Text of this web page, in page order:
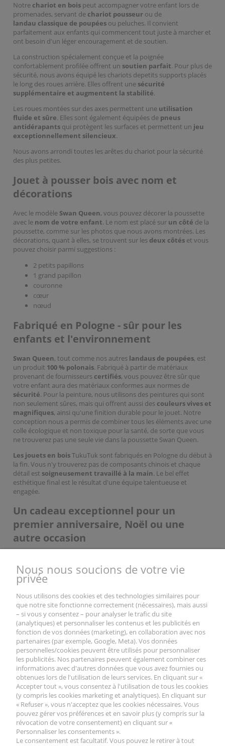
Notre chariot en bois peut accompagner votre enfant lors de
promenades, servant de chariot pousseur ou de
landau classique de poupées ou peluches. Il convient
parfaitement aux enfants qui commencent tout juste à marcher et
ont besoin d'un léger encouragement et de soutien.
La construction spécialement conçue et la poignée
confortablement profilée offrent un soutien parfait. Pour plus de
sécurité, nous avons équipé les chariots depetits supports placés
le long des roues arrière. Elles offrent une sécurité
supplémentaire et augmentent la stabilité.
Les roues montées sur des axes permettent une utilisation
fluide et sûre. Elles sont également équipées de pneus
antidérapants qui protègent les surfaces et permettent un jeu
exceptionnellement silencieux.
Nous avons arrondi toutes les arêtes du chariot pour la sécurité
des plus petites.
Jouet à pousser bois avec nom et
décorations
Avec le modèle Swan Queen, vous pouvez décorer la poussette
avec le nom de votre enfant. Le nom est placé sur un côté de la
poussette, comme sur les photos que nous avons montrées. Les
décorations, quant à elles, se trouvent sur les deux côtés et vous
pouvez choisir parmi suggestions :
2 petits papillons
1 grand papillon
couronne
cœur
nœud
Fabriqué en Pologne - sûr pour les
enfants et l'environnement
Swan Queen, tout comme nos autres landaus de poupées, est
un produit 100 % polonais. Fabriqué à partir de matériaux
provenant de fournisseurs certifiés, vous pouvez être sûr que
votre enfant aura des matériaux conformes aux normes de
sécurité. Pour la peinture, nous utilisons des peintures qui sont
non seulement sûres, mais qui offrent aussi des couleurs vives et
magnifiques, ainsi qu'une finition durable pour le jouet. Notre
conception nous a permis de combiner tous les éléments avec une
colle écologique et non toxique pour la santé, de sorte que vous
ne trouverez pas une seule vie dans la poussette Swan Queen.
Les jouets en boisTukuTuk sont fabriqués en Pologne du début à
la fin. Vous n'y trouverez pas de composants chinois et chaque
détail est soigneusement travaillé à la main. Le bel effet
esthétique final est le résultat d'une équipe talentueuse et
engagée.
Un cadeau exceptionnel pour un
premier anniversaire, Noël ou une
autre occasion
exceptionnel, créé spécialement pour une personne particulière.
Nos poussettes sont généralement en tête de liste des cadeaux
pour le premier anniversaire et ravissent les enfants tout comme
les adultes. Elles deviennent souvent l'accessoire principal des
séances photo d'anniversaire. Elles restent donc dans les
mémoires et sur les photos transmises de génération en
génération.
Tout le contenu présenté dans la boutique TukuTuk est soumis au droit
d'auteur. La copie, le traitement, la diffusion de tout ou partie de ce matériel
sans l'autorisation de l'auteur sont interdits.
VOTRE COMPTE
Nous nous soucions de votre vie
privée
Nous utilisons des cookies et des technologies similaires pour
que notre site fonctionne correctement (nécessaires), mais aussi
– si vous y consentez – pour analyser le trafic du site
(analytiques) et personnaliser les contenus et les publicités en
fonction de vos données (marketing), en collaboration avec nos
partenaires (par exemple, Google, Meta). Vos données
personnelles/cookies peuvent être utilisés pour personnaliser
les publicités. Nos partenaires peuvent également combiner ces
informations avec d'autres données que vous avez fournies ou
obtenues lors de l'utilisation de leurs services. En cliquant sur «
Accepter tout », vous consentez à l'utilisation de tous les cookies
(y compris les cookies marketing et analytiques). En cliquant sur
« Refuser », vous n'acceptez que les cookies nécessaires. Vous
pouvez gérer vos préférences et en savoir plus (y compris sur la
révocation de votre consentement) en cliquant sur «
Personnaliser les consentements ».
Le consentement est facultatif. Vous pouvez le retirer à tout